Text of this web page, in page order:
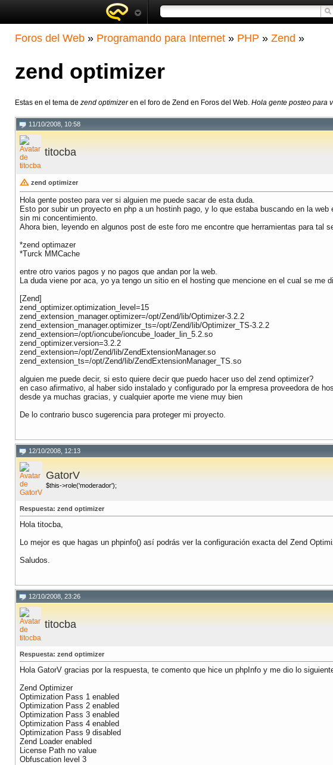
Foros del Web » Programando para Internet » PHP » Zend »
zend optimizer
Estas en el tema de zend optimizeren el foro de Zend en Foros del Web. Hola gente posteo para
11/10/2008, 10:58
titocba
zend optimizer
Hola gente posteo para ver si alguien me puede sacar de esta duda.
Esto por subir un proyecto en php a un hostinh pago, y lo que estaba buscando en la
sin mi concentimiento.
Ahora bien, leyendo en algunos post de este foro me encontre que herramientas para tal
*zend optimazer
*Turck MMCache
entre otro varios pagos y no pagos que andan por la web.
La duda viene por aca, yo ya tengo un sitio en el hosting que mencione en el cual se
[Zend]
zend_optimizer.optimization_level=15
zend_extension_manager.optimizer=/opt/Zend/lib/Optimizer-3.2.2
zend_extension_manager.optimizer_ts=/opt/Zend/lib/Optimizer_TS-3.2.2
zend_extension=/opt/ioncube/ioncube_loader_lin_5.2.so
zend_optimizer.version=3.2.2
zend_extension=/opt/Zend/lib/ZendExtensionManager.so
zend_extension_ts=/opt/Zend/lib/ZendExtensionManager_TS.so
alguien me puede decir, si esto quiere decir que puedo hacer uso del zend optimizer?
en caso afirmativo, al haber sido instalado y configurado por la empresa proveedora de
desde ya muchas gracias, y cualquier aporte me viene muy bien
De lo contrario busco sugerencia para proteger mi proyecto.
12/10/2008, 12:13
GatorV
$this->role('moderador');
Respuesta: zend optimizer
Hola titocba,
Lo mejor es que hagas un phpinfo() así podrás ver la configuración exacta del Zend
Saludos.
12/10/2008, 23:26
titocba
Respuesta: zend optimizer
Hola GatorV gracias por la respuesta, te comento que hice un phpInfo y me dio lo
Zend Optimizer
Optimization Pass 1 enabled
Optimization Pass 2 enabled
Optimization Pass 3 enabled
Optimization Pass 4 enabled
Optimization Pass 9 disabled
Zend Loader enabled
License Path no value
Obfuscation level 3